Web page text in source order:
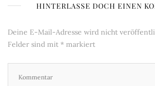
HINTERLASSE DOCH EINEN
Deine E-Mail-Adresse wird nicht
Felder sind mit * markiert